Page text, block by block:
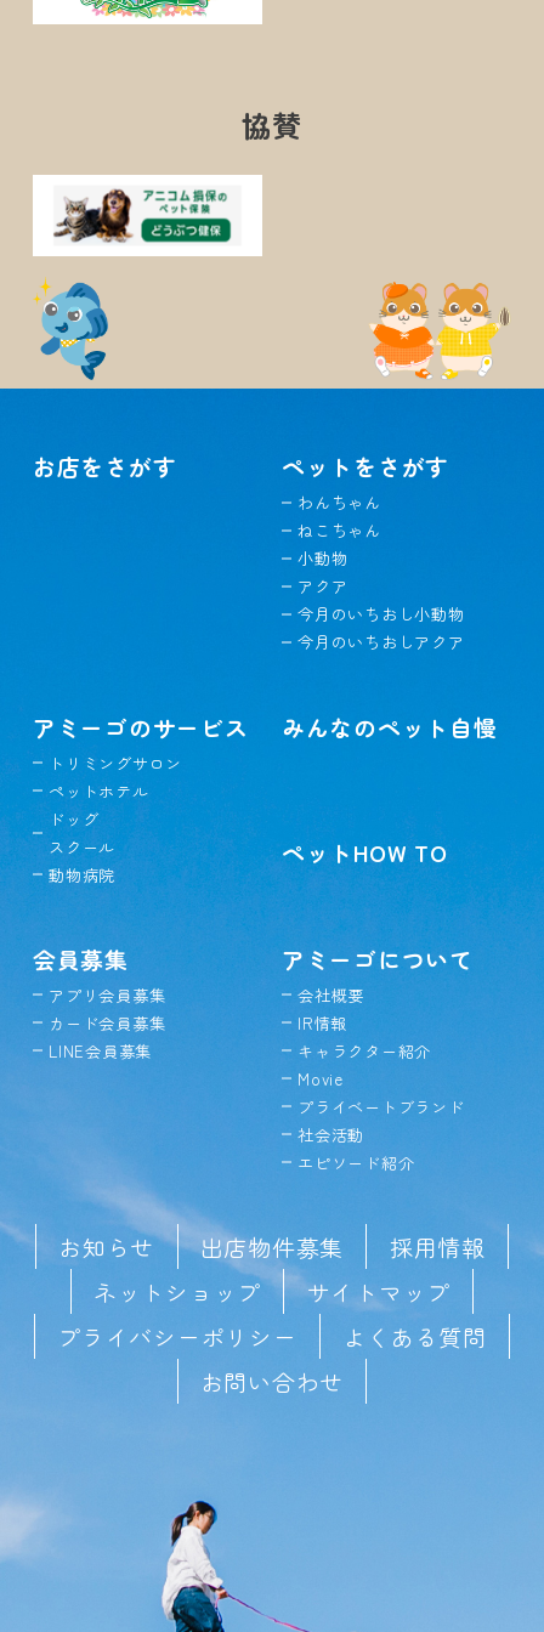
協賛
お店をさがす ペットをさがす
わんちゃん
ねこちゃん
小動物
アクア
今月のいちおし小動物
今月のいちおしアクア
アミーゴのサービス
トリミングサロン
ペットホテル
ドッグ
スクール
動物病院
みんなのペット自慢
ペットHOW TO
会員募集
アプリ会員募集
カード会員募集
LINE会員募集
アミーゴについて
会社概要
IR情報
キャラクター紹介
Movie
プライベートブランド
社会活動
エピソード紹介
お知らせ 出店物件募集
採用情報
ネットショップ
サイトマップ
プライバシーポリシー
よくある質問
お問い合わせ